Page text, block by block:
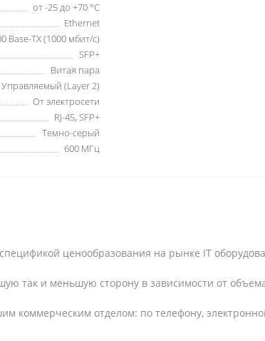
от -25 до +70 °С
Ethernet
Base-TX (1000 мбит/с)
SFP+
Витая пара
Управляемый (Layer 2)
От электросети
RJ-45, SFP+
Темно-серый
600 МГц
ценообразования на рынке IT
так и меньшую сторону в зависимости от
коммерческим отделом: по телефону,